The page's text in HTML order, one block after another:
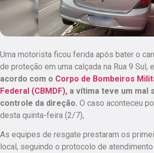
Uma motorista ficou ferida após bater o
de proteção em uma calçada na Rua 9 Sul,
acordo com o Corpo de Bombeiros
Federal (CBMDF), a vítima teve um mal
controle da direção. O caso aconteceu
desta quinta-feira (2/7),
As equipes de resgate prestaram os
local, seguindo o protocolo de